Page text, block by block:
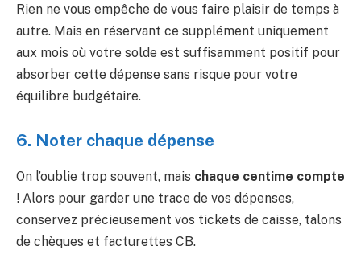
Rien ne vous empêche de vous faire plaisir de temps à
autre. Mais en réservant ce supplément uniquement
aux mois où votre solde est suffisamment positif pour
absorber cette dépense sans risque pour votre
équilibre budgétaire.
6. Noter chaque dépense
On l’oublie trop souvent, mais chaque centime compte
! Alors pour garder une trace de vos dépenses,
conservez précieusement vos tickets de caisse, talons
de chèques et facturettes CB.